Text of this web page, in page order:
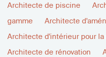
Architecte de piscine
gamme
Architecte
Architecte d'intérieur pour
Architecte de rénovation